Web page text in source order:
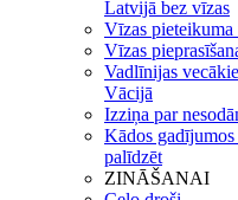
Latvijā bez vīzas
Vīzas pieteikuma
Vīzas
Vadlīnijas
Vācijā
Izziņa par
Kādos
palīdzēt
ZINĀŠANAI